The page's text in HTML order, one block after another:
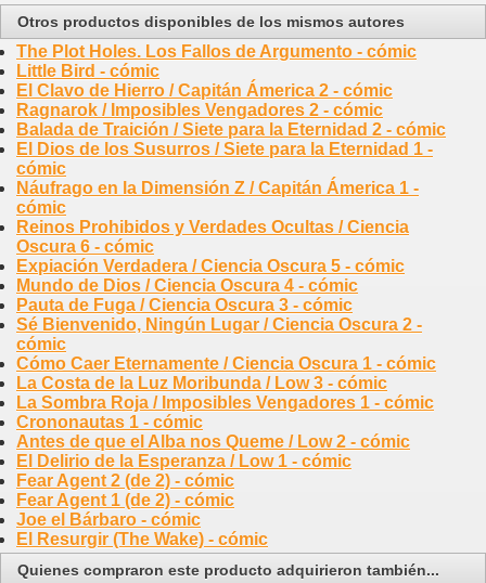
Otros productos disponibles de los mismos autores
The Plot Holes. Los Fallos de Argumento - cómic
Little Bird - cómic
El Clavo de Hierro / Capitán Ámerica 2 - cómic
Ragnarok / Imposibles Vengadores 2 - cómic
Balada de Traición / Siete para la Eternidad 2 - cómic
El Dios de los Susurros / Siete para la Eternidad 1 -
cómic
Náufrago en la Dimensión Z / Capitán Ámerica 1 -
cómic
Reinos Prohibidos y Verdades Ocultas / Ciencia
Oscura 6 - cómic
Expiación Verdadera / Ciencia Oscura 5 - cómic
Mundo de Dios / Ciencia Oscura 4 - cómic
Pauta de Fuga / Ciencia Oscura 3 - cómic
Sé Bienvenido, Ningún Lugar / Ciencia Oscura 2 -
cómic
Cómo Caer Eternamente / Ciencia Oscura 1 - cómic
La Costa de la Luz Moribunda / Low 3 - cómic
La Sombra Roja / Imposibles Vengadores 1 - cómic
Crononautas 1 - cómic
Antes de que el Alba nos Queme / Low 2 - cómic
El Delirio de la Esperanza / Low 1 - cómic
Fear Agent 2 (de 2) - cómic
Fear Agent 1 (de 2) - cómic
Joe el Bárbaro - cómic
El Resurgir (The Wake) - cómic
Quienes compraron este producto adquirieron también...